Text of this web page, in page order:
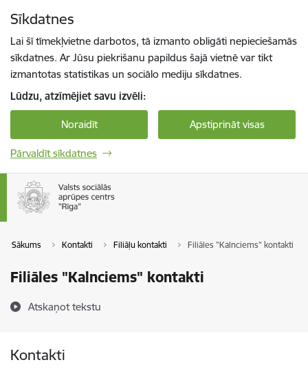
Sīkdatnes
Lai šī tīmekļvietne darbotos, tā izmanto obligāti nepieciešamās
sīkdatnes. Ar Jūsu piekrišanu papildus šajā vietnē var tikt
izmantotas statistikas un sociālo mediju sīkdatnes.
Lūdzu, atzīmējiet savu izvēli:
Noraidīt Apstiprināt visas
Pārvaldīt sīkdatnes
Sākums Kontakti Filiāļu kontakti Filiāles "Kalnciems" kontakti
Filiāles "Kalnciems" kontakti
Atskaņot tekstu
Kontakti